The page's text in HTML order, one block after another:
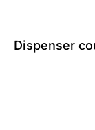
Dispenser